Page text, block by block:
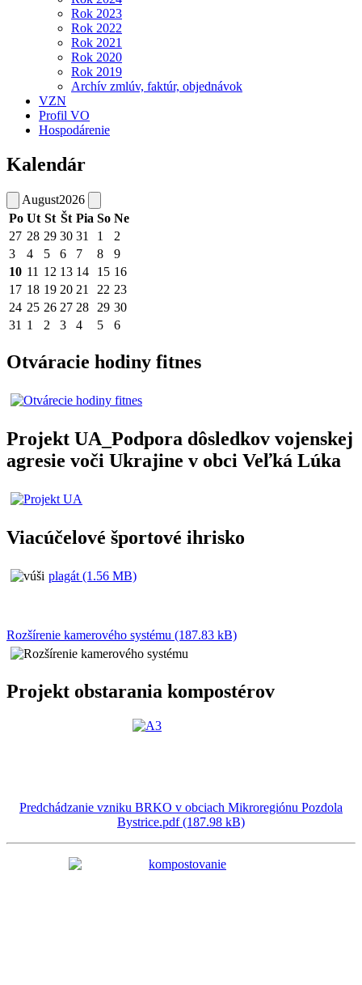
Rok 2023
Rok 2022
Rok 2021
Rok 2020
Rok 2019
Archív zmlúv, faktúr, objednávok
VZN
Profil VO
Hospodárenie
Kalendár
August2026
Po Ut St Št Pia So Ne
27 28 29 30 31 1
2
3
4 5 6 7 8
9
10 11 12 13 14 15 16
17 18 19 20 21 22 23
24 25 26 27 28 29 30
31 1 2 3 4 5 6
Otváracie hodiny fitnes
Projekt UA_Podpora dôsledkov vojenskej
agresie voči Ukrajine v obci Veľká Lúka
Viacúčelové športové ihrisko
plagát (1.56 MB)
Rozšírenie kamerového systému (187.83 kB)
Projekt obstarania kompostérov
Predchádzanie vzniku BRKO v obciach Mikroregiónu Pozdola
Bystrice.pdf (187.98 kB)